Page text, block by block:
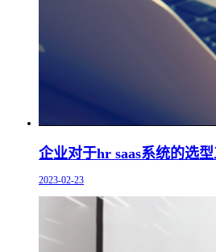
企业对于hr saas系统的选型
2023-02-23